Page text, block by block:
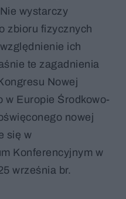
wystarczy
zbioru fizycznych
ich
te zagadnienia
Nowej
w Europie Środkowo-
nowej
się w
Konferencyjnym w
września br.